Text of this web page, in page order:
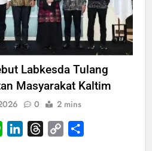
Labkesda Tulang
Masyarakat Kaltim
0 2 mins
Line LinkedInThreads
Copy